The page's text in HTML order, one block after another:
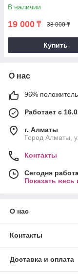
В наличии
19 000 ₸ 38 000 ₸
Купить
О нас
96%
Работает с
г. Алматы
Город Алматы,
Контакты
Сегодня
Показать
О нас
Контакты
Доставка и оплата